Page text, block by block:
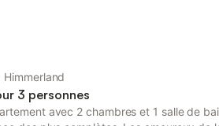
Himmerland
3 personnes
avec 2 chambres et 1 salle de